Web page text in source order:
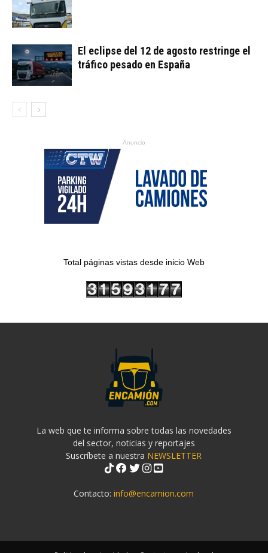
El eclipse del 12 de agosto restringe el
tráfico pesado en España
Anuncio
Total páginas vistas desde inicio Web
La web que te informa sobre todas las novedades
del sector, noticias y reportajes
Suscríbete a nuestra NEWSLETTER
Contacto:info@encamion.com